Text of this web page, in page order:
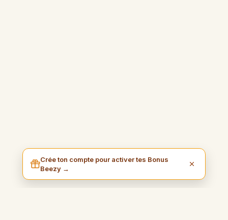
Crée ton compte pour activer tes Bonus
Beezy →